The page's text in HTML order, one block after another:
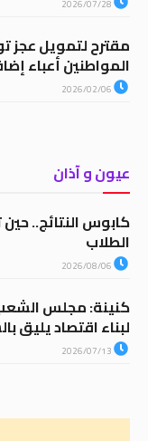
مقترح لتمويل عجز
المواطنين أعباء
عيون و آذان
الطلاب
كنينة: مجلس
لبناء اقتصاد يليق